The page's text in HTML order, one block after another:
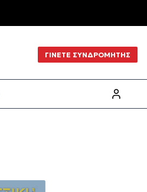
ΓΙΝΕΤΕ ΣΥΝΔΡΟΜΗΤΗΣ